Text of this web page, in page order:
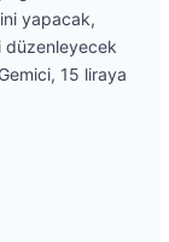
yapacak,
düzenleyecek
15 liraya